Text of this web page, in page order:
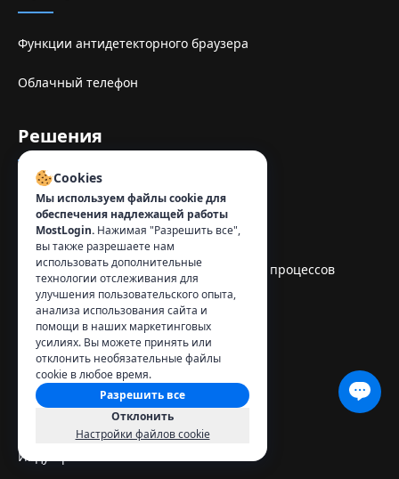
Функции антидетекторного браузера
Облачный телефон
Решения
Аффилиат маркетинг
SEO & SERP
Автоматизация и оптимизация рабочих процессов
Управление социальными сетями
ПОСМОТРЕТЬ ВСЕ РЕШЕНИЯ
Ресурсы
Индустрияльные аналитики
Cookies
Мы используем файлы cookie для
обеспечения надлежащей работы
MostLogin. Нажимая "Разрешить все",
вы также разрешаете нам
использовать дополнительные
технологии отслеживания для
улучшения пользовательского опыта,
анализа использования сайта и
помощи в наших маркетинговых
усилиях. Вы можете принять или
отклонить необязательные файлы
cookie в любое время.
Разрешить все
Отклонить
Настройки файлов cookie